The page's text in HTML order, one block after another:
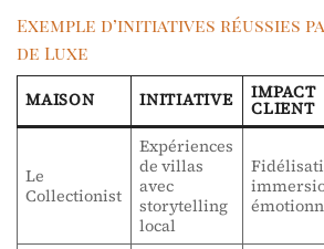
Exemple d’initiatives réussies
de Luxe
MAISON INITIATIVE IMPACT
CLIENT
Le
Collectionist
Expériences
de villas
avec
storytelling
local